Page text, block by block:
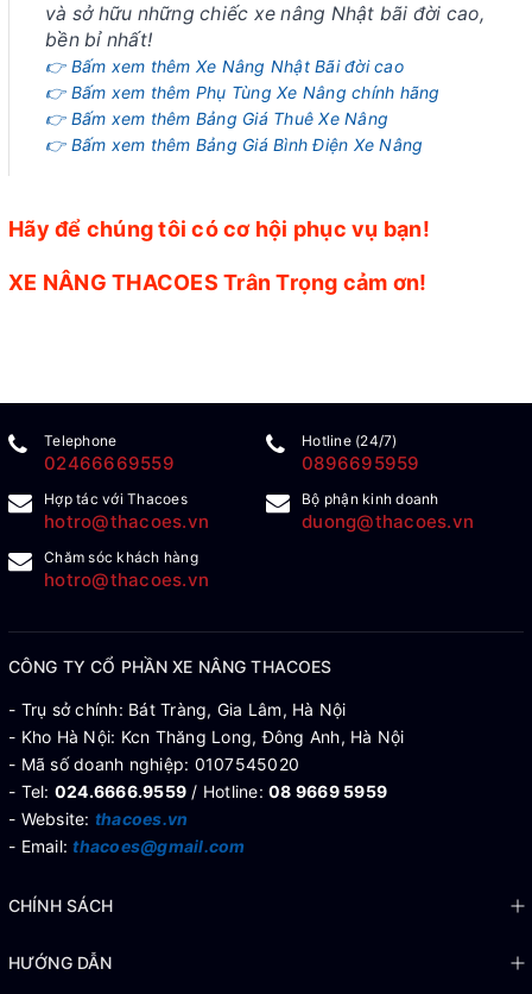
và sở hữu những chiếc xe nâng Nhật bãi đời cao,
bền bỉ nhất!
👉 Bấm xem thêm Xe Nâng Nhật Bãi đời cao
👉 Bấm xem thêm Phụ Tùng Xe Nâng chính hãng
👉 Bấm xem thêm Bảng Giá Thuê Xe Nâng
👉 Bấm xem thêm Bảng Giá Bình Điện Xe Nâng
Hãy để chúng tôi có cơ hội phục vụ bạn!
XE NÂNG THACOES Trân Trọng cảm ơn!
Telephone
02466669559
Hotline (24/7)
0896695959
Hợp tác với Thacoes
hotro@thacoes.vn
Bộ phận kinh doanh
duong@thacoes.vn
Chăm sóc khách hàng
hotro@thacoes.vn
CÔNG TY CỔ PHẦN XE NÂNG THACOES
- Trụ sở chính: Bát Tràng, Gia Lâm, Hà Nội
- Kho Hà Nội: Kcn Thăng Long, Đông Anh, Hà Nội
- Mã số doanh nghiệp: 0107545020
- Tel: 024.6666.9559 / Hotline: 08 9669 5959
- Website: thacoes.vn
- Email:thacoes@gmail.com
CHÍNH SÁCH
HƯỚNG DẪN